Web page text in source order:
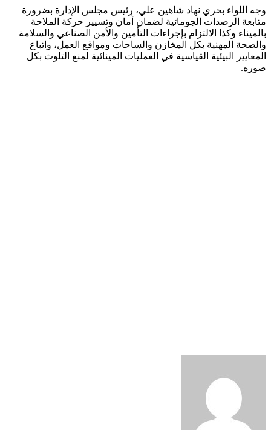
وجه اللواء بحري نهاد شاهين علي، رئيس مجلس الإدارة بضرورة
متابعة الرصدات الجومائية لضمان آمان وتسيير حركة الملاحة
بالميناء وكذا الالتزام بإجراءات التأمين والأمن الصناعي والسلامة
والصحة المهنية بكل المخازن والساحات ومواقع العمل، واتباع
المعايير البيئية القياسية في العمليات المينائية لمنع التلوث بكل
صوره.